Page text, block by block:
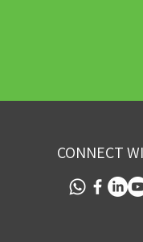
CONNECT